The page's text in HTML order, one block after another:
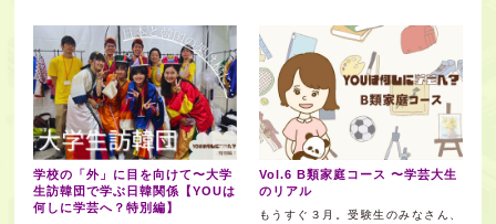
学校の「外」に目を向けて〜大学
生訪韓団で学ぶ日韓関係【YOUは
何しに学芸へ？特別編】
Vol.6 B類家庭コース 〜学芸大生
のリアル
もうすぐ３月。受験生のみなさん、